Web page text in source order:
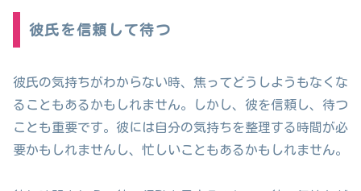
彼氏を信頼して待つ
彼氏の気持ちがわからない時、焦ってどうしようもなくな
ることもあるかもしれません。しかし、彼を信頼し、待つ
ことも重要です。彼には自分の気持ちを整理する時間が必
要かもしれませんし、忙しいこともあるかもしれません。